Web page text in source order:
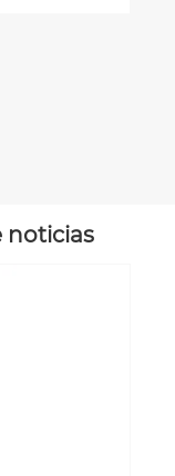
noticias
de
par?